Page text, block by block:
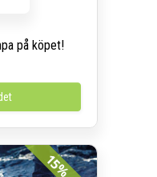
på köpet!
15%